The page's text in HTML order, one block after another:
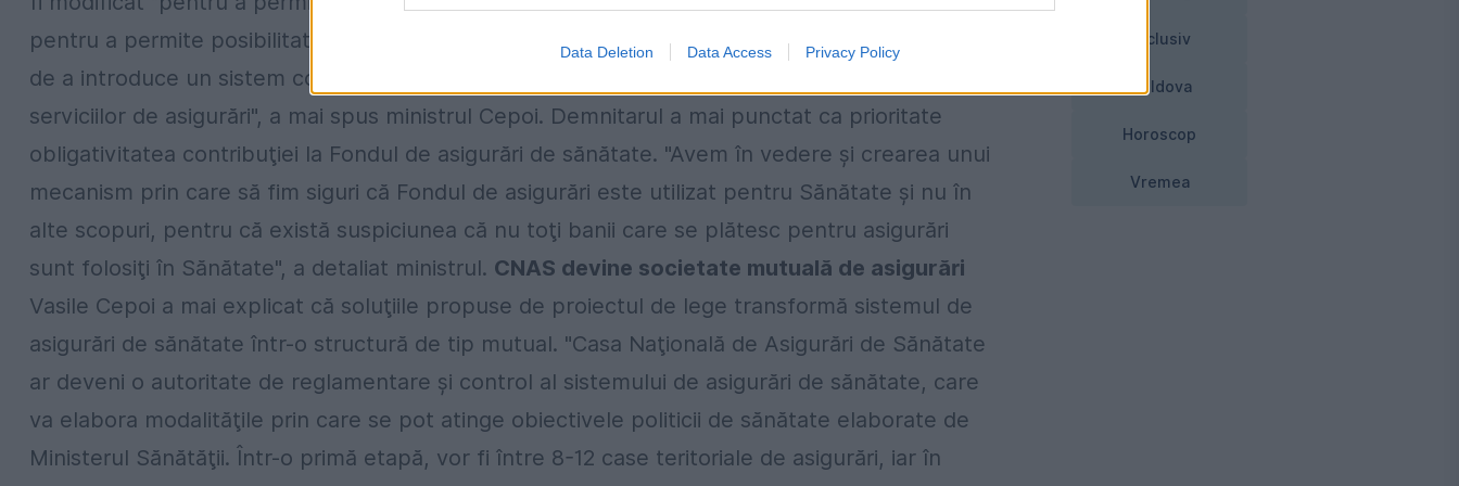
Data Deletion Data Access Privacy Policy
pentru a permite posibilitatea de a alege între un asigurator public şi unul privat, posibilitatea
de a introduce un sistem competitiv între asiguratori, care să conducă la creşterea calităţii
serviciilor de asigurări", a mai spus ministrul Cepoi. Demnitarul a mai punctat ca prioritate
obligativitatea contribuţiei la Fondul de asigurări de sănătate. "Avem în vedere şi crearea unui
mecanism prin care să fim siguri că Fondul de asigurări este utilizat pentru Sănătate şi nu în
alte scopuri, pentru că există suspiciunea că nu toţi banii care se plătesc pentru asigurări
sunt folosiţi în Sănătate", a detaliat ministrul. CNAS devine societate mutuală de asigurări
Vasile Cepoi a mai explicat că soluţiile propuse de proiectul de lege transformă sistemul de
asigurări de sănătate într-o structură de tip mutual. "Casa Naţională de Asigurări de Sănătate
ar deveni o autoritate de reglamentare şi control al sistemului de asigurări de sănătate, care
va elabora modalităţile prin care se pot atinge obiectivele politicii de sănătate elaborate de
Ministerul Sănătăţii. Într-o primă etapă, vor fi între 8-12 case teritoriale de asigurări, iar în
Exclusiv
Moldova
Horoscop
Vremea